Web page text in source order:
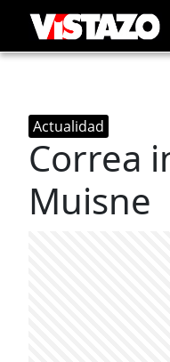
Actualidad
Correa
Muisne